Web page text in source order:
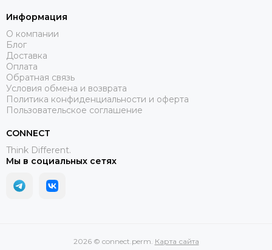
Информация
О компании
Блог
Доставка
Оплата
Обратная связь
Условия обмена и возврата
Политика конфиденциальности и оферта
Пользовательское соглашение
CONNECT
Think Different.
Мы в социальных сетях
2026 © connect.perm. Карта сайта